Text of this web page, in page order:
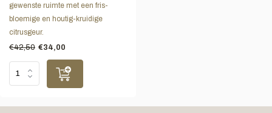
gewenste ruimte met een fris-
bloemige en houtig-kruidige
citrusgeur.
€42,50 €34,00